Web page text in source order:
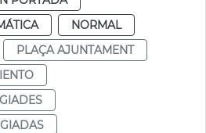
NORMAL
PLAÇA AJUNTAMENT